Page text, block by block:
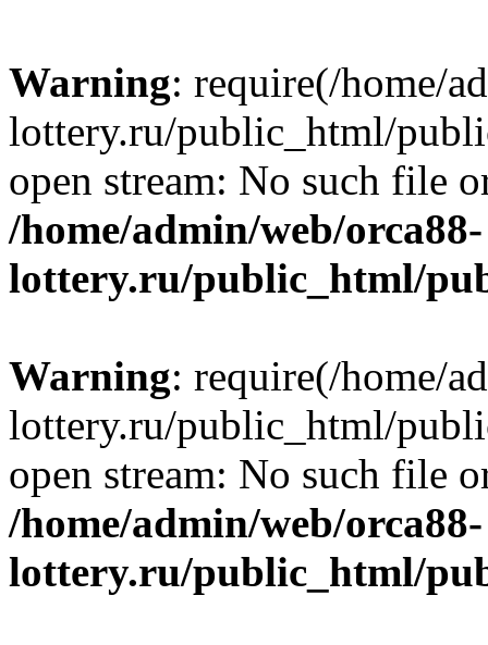
Warning: require(/home/
lottery.ru/public_html/
open stream: No such file
/home/admin/web/orca88-
lottery.ru/public_html/
Warning: require(/home/
lottery.ru/public_html/
open stream: No such file
/home/admin/web/orca88-
lottery.ru/public_html/